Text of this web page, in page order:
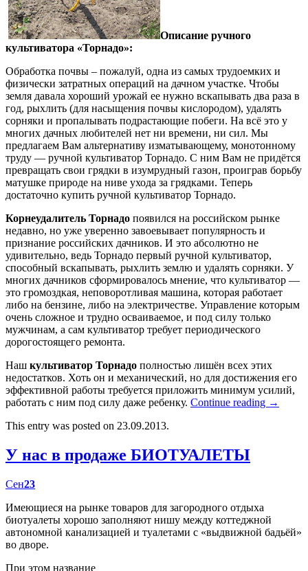
Описание ручного
культиватора «Торнадо»:
Обработка почвы – пожалуй, одна из самых трудоемких и
физически затратных операций на дачном участке. Чтобы
земля давала хороший урожай ее нужно вскапывать два раза в
год, рыхлить (для насыщения почвы кислородом), удалять
сорняки и пропалывать подрастающие побеги. На всё это у
многих дачных любителей нет ни времени, ни сил. Мы
предлагаем Вам альтернативу изматывающему, монотонному
труду — ручной культиватор Торнадо. С ним Вам не придётся
превращать свои грядки в изумрудный газон, проиграв борьбу
матушке природе на ниве ухода за грядками. Теперь
достаточно купить ручной культиватор Торнадо.
Корнеудалитель Торнадо появился на российском рынке
недавно, но уже уверенно завоевывает популярность и
признание российских дачников. И это абсолютно не
удивительно, ведь Торнадо первый ручной культиватор,
способный вскапывать, рыхлить землю и удалять сорняки. У
многих дачников сформировалось мнение, что культиватор —
это громоздкая, неповоротливая машина, которая работает
либо на бензине, либо на электричестве. Управление которым
очень сложное и трудно осваиваемое, и под силу только
мужчинам, а сам культиватор требует периодического
дорогостоящего ремонта.
Наш культиватор Торнадо полностью лишён всех этих
недостатков. Хоть он и механический, но для достижения его
эффективной работы требуется приложить минимум усилий,
работать с ним под силу даже ребенку. Continue reading →
This entry was posted on 23.09.2013.
У нас в продаже БИОТУАЛЕТЫ
Сен23
Имеющиеся на рынке товаров для загородного отдыха
биотуалеты хорошо заполняют нишу между коттеджной
автономной канализацией и туалетами с «выдвижной бадьёй»
во дворе.
При этом название